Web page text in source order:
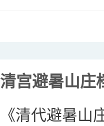
清宫避暑山庄
《清代避暑山